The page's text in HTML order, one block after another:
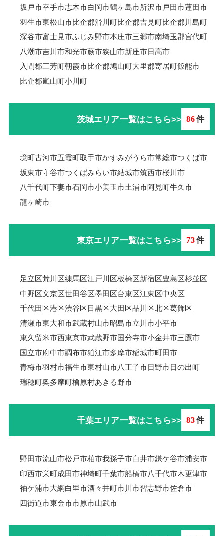
坂戸市幸手市志木市白岡市鶴ヶ島市所沢市戸田市蓮田市
羽生市東松山市比企郡滑川町比企郡吉見町比企郡川島町
深谷市富士見市ふじみ野市本庄市三郷市南埼玉郡宮代町
八潮市吉川市和光市蕨市狭山市新座市日高市
入間郡三芳町朝霞市比企郡鳩山町大里郡寄居町飯能市
比企郡嵐山町小川町
茨城エリア一覧はこちら>> 86件
境町古河市五霞町取手市かすみがうら市常総市つくば市
坂東市守谷市つくばみらい市結城市筑西市桜川市
八千代町下妻市石岡市小美玉市土浦市阿見町牛久市
龍ヶ崎市
東京エリア一覧はこちら>> 73件
足立区荒川区練馬区江戸川区板橋区新宿区豊島区杉並区
中野区文京区世田谷区墨田区台東区江東区中央区
千代田区港区渋谷区目黒区大田区品川区北区葛飾区
清瀬市東大和市武蔵村山市昭島市立川市小平市
東久留米市西東京市武蔵野市国分寺市小金井市三鷹市
国立市府中市調布市狛江市多摩市稲城市町田市
青梅市羽村市福生市東村山市八王子市日野市日の出町
瑞穂町奥多摩町檜原村あきる野市
千葉エリア一覧はこちら>> 83件
野田市流山市松戸市柏市我孫子市白井市鎌ケ谷市浦安市
印西市栄町成田市神埼町千葉市船橋市八千代市木更津市
袖ケ浦市大網白里市酒々井町市川市習志野市佐倉市
四街道市東金市市原市山武市